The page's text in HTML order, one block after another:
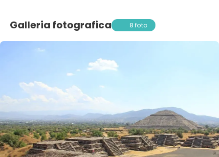
Galleria fotografica 8 foto